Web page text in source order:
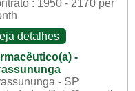
: 1950 - 2170 per
detalhes
-
- SP